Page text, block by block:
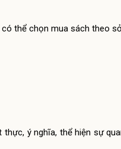
thể chọn mua sách theo
ý nghĩa, thể hiện sự